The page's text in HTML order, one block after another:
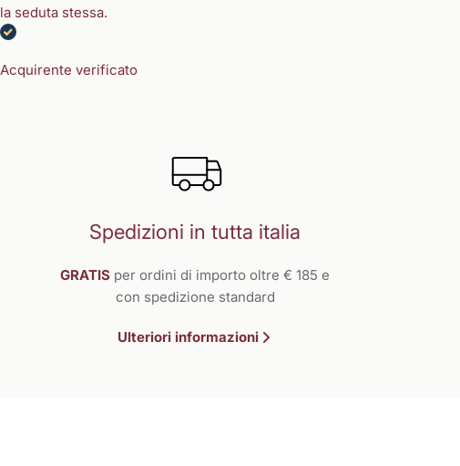
la seduta stessa.
Acquirente verificato
Spedizioni in tutta italia
GRATIS per ordini di importo oltre € 185 e
con spedizione standard
Ulteriori informazioni